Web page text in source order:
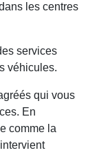
les centres
services
véhicules.
qui vous
En
comme la